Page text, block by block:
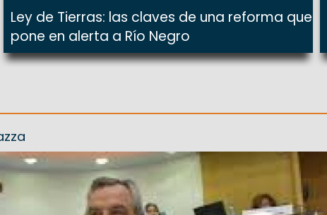
Ley de Tierras: las claves de una reforma que
pone en alerta a Río Negro